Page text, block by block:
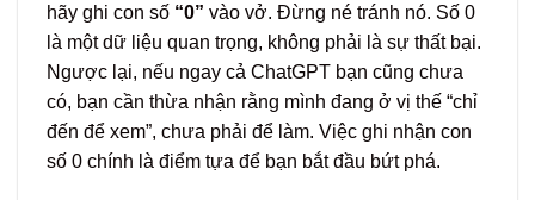
hãy ghi con số “0” vào vở. Đừng né tránh nó. Số 0
là một dữ liệu quan trọng, không phải là sự thất bại.
Ngược lại, nếu ngay cả ChatGPT bạn cũng chưa
có, bạn cần thừa nhận rằng mình đang ở vị thế “chỉ
đến để xem”, chưa phải để làm. Việc ghi nhận con
số 0 chính là điểm tựa để bạn bắt đầu bứt phá.